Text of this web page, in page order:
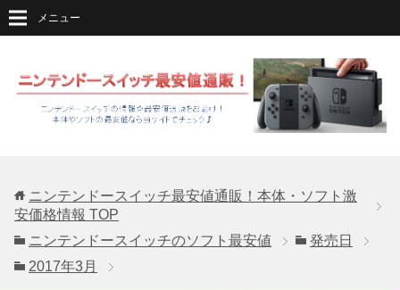
メニュー
ニンテンドースイッチ最安値通販！本体・ソフト激
安価格情報 TOP
ニンテンドースイッチのソフト最安値
発売日
2017年3月